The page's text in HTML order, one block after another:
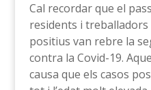
Cal recordar que el
residents i
positius van rebre la
contra la Covid-19.
causa que els casos